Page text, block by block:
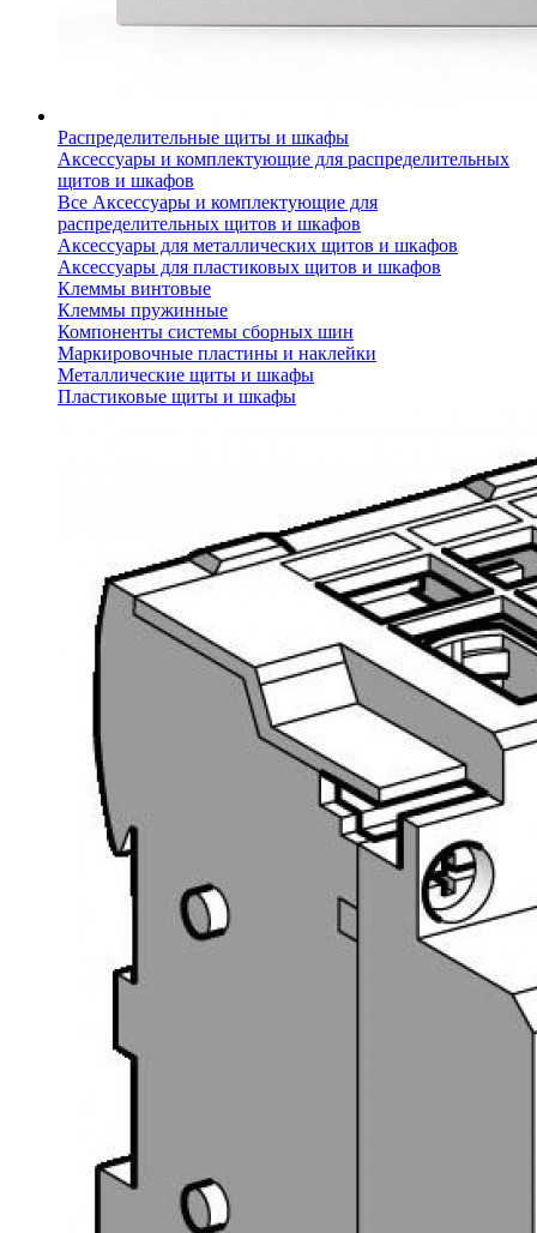
Распределительные щиты и шкафы
Аксессуары и комплектующие для распределительных
щитов и шкафов
Все Аксессуары и комплектующие для
распределительных щитов и шкафов
Аксессуары для металлических щитов и шкафов
Аксессуары для пластиковых щитов и шкафов
Клеммы винтовые
Клеммы пружинные
Компоненты системы сборных шин
Маркировочные пластины и наклейки
Металлические щиты и шкафы
Пластиковые щиты и шкафы